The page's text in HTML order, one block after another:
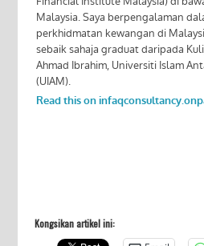
Kongsikan artikel ini: